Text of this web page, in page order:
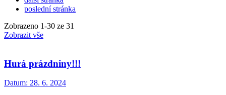
poslední stránka
Zobrazeno 1-30 ze 31
Zobrazit vše
Hurá prázdniny!!!
Datum: 28. 6. 2024